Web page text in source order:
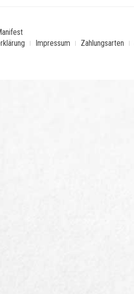
Impressum Zahlungsarten